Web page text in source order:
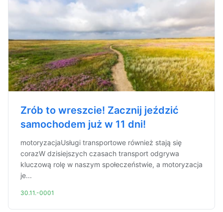
Zrób to wreszcie! Zacznij jeździć
samochodem już w 11 dni!
motoryzacjaUsługi transportowe również stają się
corazW dzisiejszych czasach transport odgrywa
kluczową rolę w naszym społeczeństwie, a motoryzacja
je...
30.11.-0001